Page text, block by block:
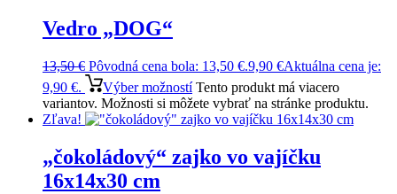
Vedro „DOG“
13,50€ Pôvodná cena bola: 13,50 €.9,90 €Aktuálna cena je:
9,90 €.
Výber možností Tento produkt má viacero
variantov. Možnosti si môžete vybrať na stránke produktu.
Zľava!
„čokoládový“ zajko vo vajíčku
16x14x30 cm